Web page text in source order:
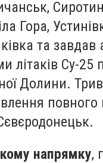
Гора,
та завдав
літаків Су-25
Долини.
напрямку,